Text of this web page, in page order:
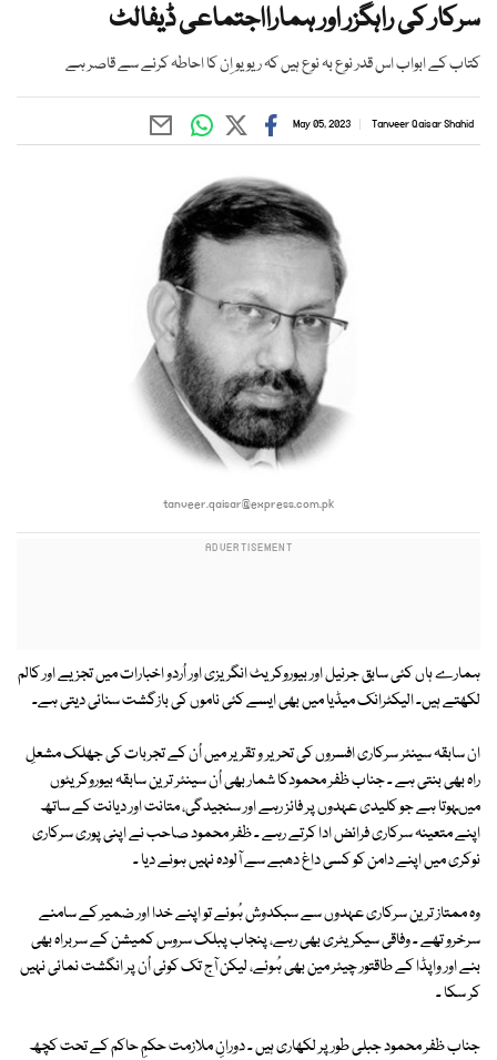
سرکار کی راہگزر اور ہمارااجتماعی ڈیفالٹ
کتاب کے ابواب اس قدر نوع بہ نوع ہیں کہ ریویو اِن کا احاطہ کرنے سے قاصر ہے
Tanveer Qaisar Shahid
May 05, 2023
tanveer.qaisar@express.com.pk
ہمارے ہاں کئی سابق جرنیل اور بیوروکریٹ انگریزی اور اُردو اخبارات میں تجزیے اور کالم
لکھتے ہیں۔ الیکٹرانک میڈیا میں بھی ایسے کئی ناموں کی بازگشت سنائی دیتی ہے۔
ان سابقہ سینئر سرکاری افسروں کی تحریر و تقریر میں اُن کے تجربات کی جھلک مشعلِ
راہ بھی بنتی ہے ۔ جناب ظفر محمودکا شمار بھی اُن سینئر ترین سابقہ بیوروکریٹوں
میںہوتا ہے جو کلیدی عہدوں پر فائز رہے اور سنجیدگی، متانت اور دیانت کے ساتھ
اپنے متعینہ سرکاری فرائض ادا کرتے رہے ۔ ظفر محمود صاحب نے اپنی پوری سرکاری
نوکری میں اپنے دامن کو کسی داغ دھبے سے آلودہ نہیں ہونے دیا ۔
وہ ممتاز ترین سرکاری عہدوں سے سبکدوش ہُوئے تو اپنے خدا اور ضمیر کے سامنے
سرخرو تھے ۔ وفاقی سیکریٹری بھی رہے، پنجاب پبلک سروس کمیشن کے سربراہ بھی
بنے اور واپڈا کے طاقتور چیئر مین بھی ہُوئے، لیکن آج تک کوئی اُن پر انگشت نمائی نہیں
کر سکا ۔
جناب ظفر محمود جبلی طور پر لکھاری ہیں ۔ دورانِ ملازمت حکمِ حاکم کے تحت کچھ